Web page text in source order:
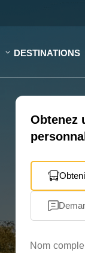
DESTINATIONS
Obtenez